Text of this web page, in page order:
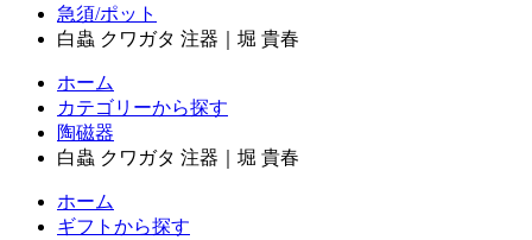
急須/ポット
白蟲 クワガタ 注器｜堀 貴春
ホーム
カテゴリーから探す
陶磁器
白蟲 クワガタ 注器｜堀 貴春
ホーム
ギフトから探す